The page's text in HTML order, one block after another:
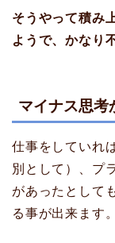
そうやって積み
ようで、かなり
マイナス思考
仕事をしていれ
別として）、プ
があったとして
る事が出来ます。